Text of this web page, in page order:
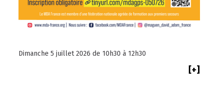
Dimanche 5 juillet 2026 de 10h30 à 12h30
[+]